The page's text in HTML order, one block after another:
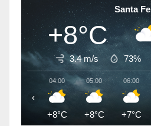
Santa Fe
+8°C
3.4 m/s 73%
04:00
+8°C
05:00
+8°C
06:00
+7°C
‹